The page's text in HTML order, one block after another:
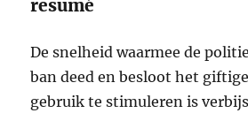
resumé
De snelheid waarmee de
ban deed en besloot het
gebruik te stimuleren is